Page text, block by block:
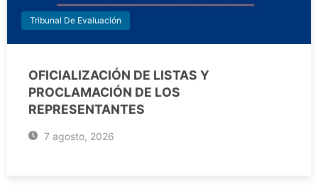
Tribunal De Evaluación
OFICIALIZACIÓN DE LISTAS Y
PROCLAMACIÓN DE LOS
REPRESENTANTES
7 agosto, 2026